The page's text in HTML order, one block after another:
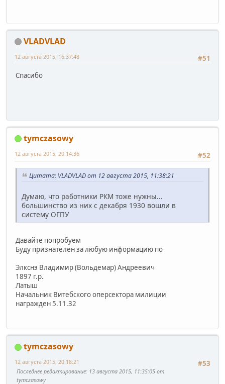
VLADVLAD
#51
12 августа 2015, 16:37:48
Спасибо
tymczasowy
#52
12 августа 2015, 20:14:36
Цитата: VLADVLAD от 12 августа 2015, 11:38:21
Думаю, что работники РКМ тоже нужны...
большинство из них с декабря 1930 вошли в
систему ОГПУ
Давайте попробуем
Буду признателен за любую информацию по
Элкснэ Владимир (Вольдемар) Андреевич
1897 г.р.
Латыш
Начальник Витебского оперсектора милиции
награжден 5.11.32
tymczasowy
#53
12 августа 2015, 20:18:21
Последнее редактирование: 13 августа 2015, 11:35:05 от
tymczasowy